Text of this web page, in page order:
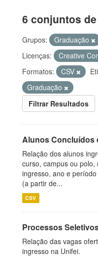
6 conjuntos
Grupos: Graduação
Licenças:
Creative
Formatos:
CSV
Graduação
Filtrar Resultados
Alunos Concluídos
Relação dos alunos
curso, campus ou
ingresso, ano e
(a partir de...
CSV
Processos
Relação das vagas
ingresso na Unifei.